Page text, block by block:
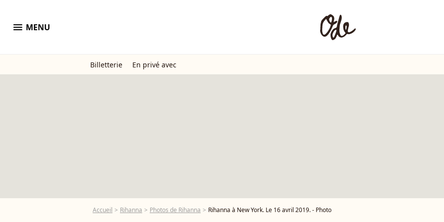
menu MENU
Billetterie En privé avec
Accueil Rihanna Photos de Rihanna Rihanna à New York. Le 16 avril 2019. - Photo